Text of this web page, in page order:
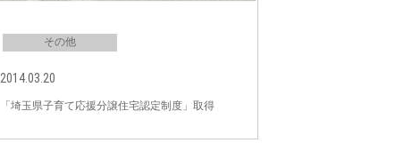
その他
2014.03.20
「埼玉県子育て応援分譲住宅認定制度」取得